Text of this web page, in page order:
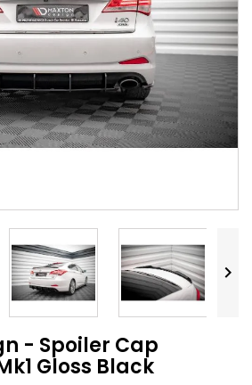

- Spoiler Cap
Gloss Black